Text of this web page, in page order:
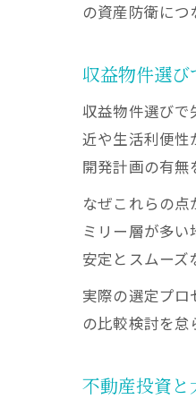
の資産防衛につ
収益物件選び
収益物件選びで
近や生活利便性
開発計画の有無
なぜこれらの
ミリー層が多
安定とスムーズ
実際の選定プ
の比較検討を
不動産投資と